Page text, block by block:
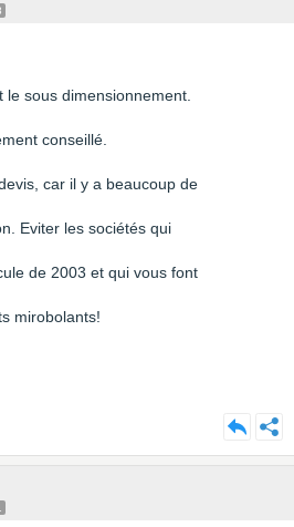
sous dimensionnement.
conseillé.
car il y a beaucoup de
Eviter les sociétés qui
de 2003 et qui vous font
mirobolants!